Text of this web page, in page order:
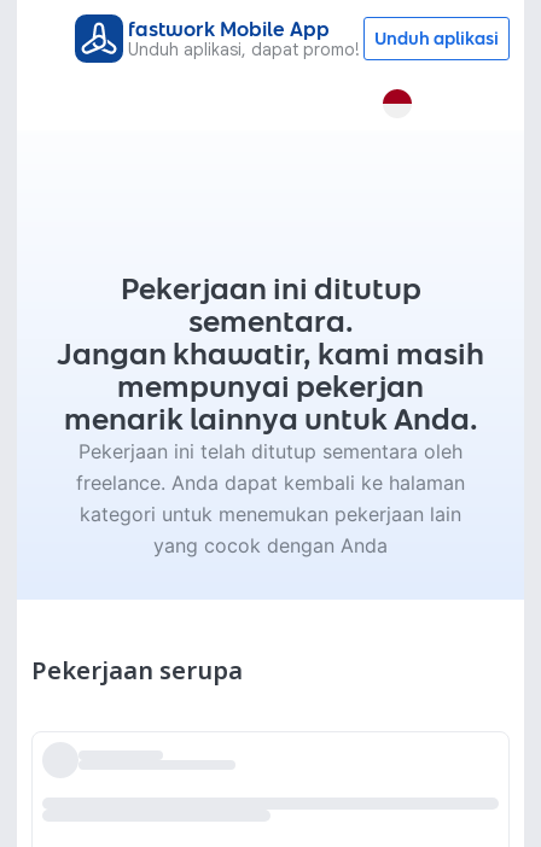
fastwork Mobile App
Unduh aplikasi, dapat promo! Unduh aplikasi
Pekerjaan ini ditutup
sementara.
Jangan khawatir, kami masih
mempunyai pekerjan
menarik lainnya untuk Anda.
Pekerjaan ini telah ditutup sementara oleh
freelance. Anda dapat kembali ke halaman
kategori untuk menemukan pekerjaan lain
yang cocok dengan Anda
Pekerjaan serupa